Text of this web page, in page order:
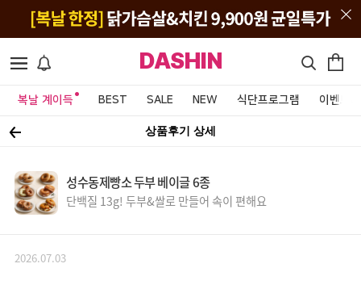
DASHIN
복날 계이득 BEST SALE NEW 식단프로그램 이벤트&
상품후기 상세
성수동제빵소 두부 베이글 6종
단백질 13g! 두부&쌀로 만들어 속이 편해요
2026.07.03